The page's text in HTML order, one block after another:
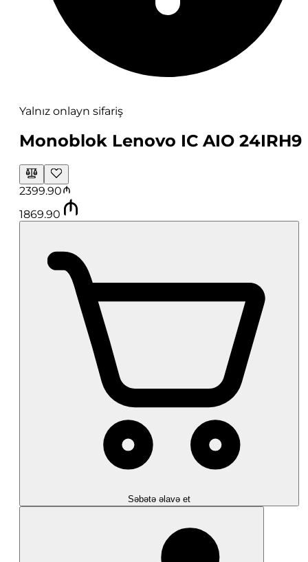
Yalnız onlayn sifariş
Monoblok Lenovo IC AIO 24IRH9
2399.90
1869.90
Səbətə əlavə et